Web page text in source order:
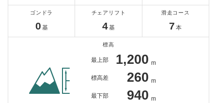
ゴンドラ
0 基
チェアリフト
4基
滑走コース
7 本
標高
最上部 1,200 m
標高差 260 m
最下部 940 m